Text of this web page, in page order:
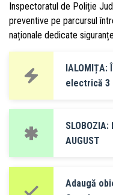
Inspectoratul de Poliție
preventive pe parcursul
naționale dedicate
electrică 3
AUGUST
Adaugă